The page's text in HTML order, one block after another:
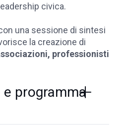
civica.
una sessione di sintesi
la creazione di
professionisti
e programma